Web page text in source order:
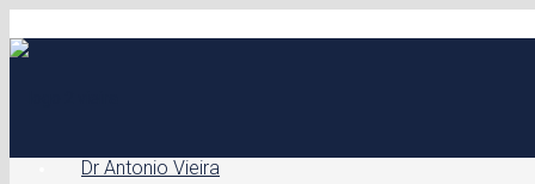
Dr Antonio Vieira